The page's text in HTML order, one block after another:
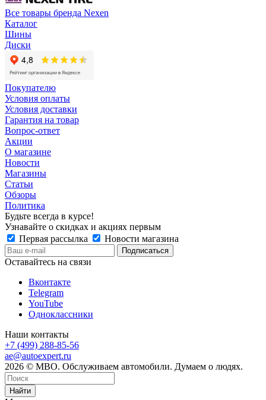
Все товары бренда Nexen
Каталог
Шины
Диски
Покупателю
Условия оплаты
Условия доставки
Гарантия на товар
Вопрос-ответ
Акции
О магазине
Новости
Магазины
Статьи
Обзоры
Политика
Будьте всегда в курсе!
Узнавайте о скидках и акциях первым
Первая рассылка
Новости магазина
Оставайтесь на связи
Вконтакте
Telegram
YouTube
Одноклассники
Наши контакты
+7 (499) 288-85-56
ae@autoexpert.ru
2026 © МВО. Обслуживаем автомобили. Думаем о людях.
Найти